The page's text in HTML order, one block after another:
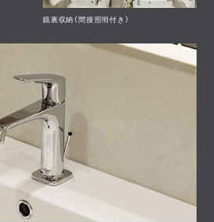
鏡裏収納（間接照明付き）